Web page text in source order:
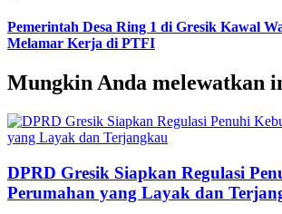
Pemerintah Desa Ring 1 di Gresik Kawal
Melamar Kerja di PTFI
Mungkin Anda melewatkan
DPRD Gresik Siapkan Regulasi
Perumahan yang Layak dan